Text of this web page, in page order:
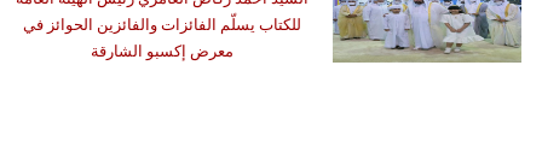
للكتاب يسلّم الفائزات والفائزين الحوائز في
معرض إكسبو الشارقة